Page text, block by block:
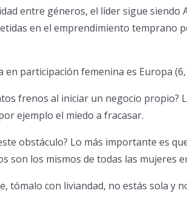
entre géneros, el líder sigue siendo
en el emprendimiento temprano
en participación femenina es Europa
frenos al iniciar un negocio propio?
ejemplo el miedo a fracasar.
obstáculo? Lo más importante es
son los mismos de todas las mujeres
tómalo con liviandad, no estás sola y